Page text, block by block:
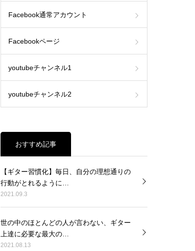
Facebook通常アカウント
Facebookページ
youtubeチャンネル1
youtubeチャンネル2
おすすめ記事
【ギター習慣化】毎日、自分の理想通りの
行動がとれるように…
2021.09.3
世の中のほとんどの人が言わない、ギター
上達に必要な最大の…
2021.08.13